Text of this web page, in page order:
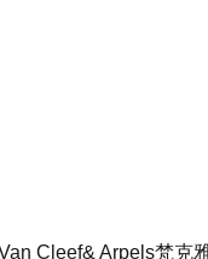
Cleef& Arpels梵克